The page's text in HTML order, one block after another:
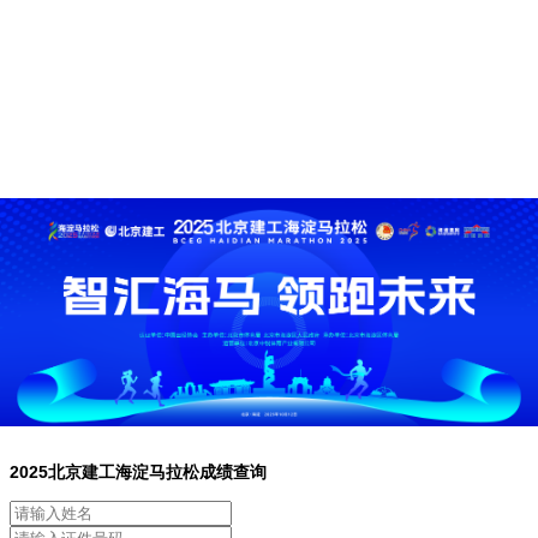
2025北京建工海淀马拉松成绩查询